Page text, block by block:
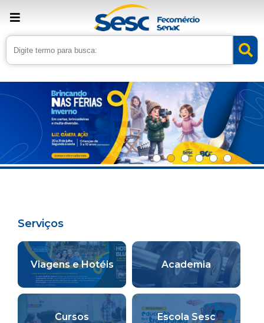
Serviços
Viagens e Hotéis Academia
Cursos Escola Sesc